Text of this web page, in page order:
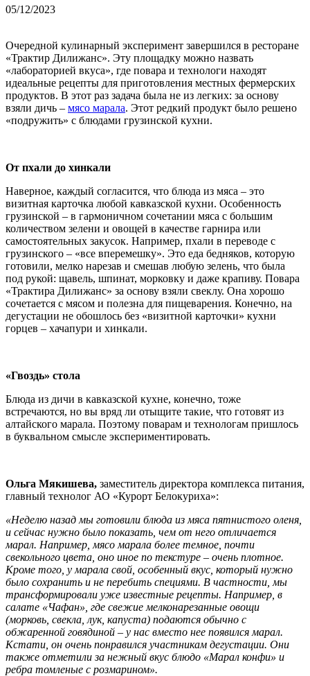
05/12/2023
Очередной кулинарный эксперимент завершился в ресторане
«Трактир Дилижанс». Эту площадку можно назвать
«лабораторией вкуса», где повара и технологи находят
идеальные рецепты для приготовления местных фермерских
продуктов. В этот раз задача была не из легких: за основу
взяли дичь – мясо марала. Этот редкий продукт было решено
«подружить» с блюдами грузинской кухни.
От пхали до хинкали
Наверное, каждый согласится, что блюда из мяса – это
визитная карточка любой кавказской кухни. Особенность
грузинской – в гармоничном сочетании мяса с большим
количеством зелени и овощей в качестве гарнира или
самостоятельных закусок. Например, пхали в переводе с
грузинского – «все вперемешку». Это еда бедняков, которую
готовили, мелко нарезав и смешав любую зелень, что была
под рукой: щавель, шпинат, морковку и даже крапиву. Повара
«Трактира Дилижанс» за основу взяли свеклу. Она хорошо
сочетается с мясом и полезна для пищеварения. Конечно, на
дегустации не обошлось без «визитной карточки» кухни
горцев – хачапури и хинкали.
«Гвоздь» стола
Блюда из дичи в кавказской кухне, конечно, тоже
встречаются, но вы вряд ли отыщите такие, что готовят из
алтайского марала. Поэтому поварам и технологам пришлось
в буквальном смысле экспериментировать.
Ольга Мякишева, заместитель директора комплекса питания,
главный технолог АО «Курорт Белокуриха»:
«Неделю назад мы готовили блюда из мяса пятнистого оленя,
и сейчас нужно было показать, чем от него отличается
марал. Например, мясо марала более темное, почти
свекольного цвета, оно иное по текстуре – очень плотное.
Кроме того, у марала свой, особенный вкус, который нужно
было сохранить и не перебить специями. В частности, мы
трансформировали уже известные рецепты. Например, в
салате «Чафан», где свежие мелконарезанные овощи
(морковь, свекла, лук, капуста) подаются обычно с
обжаренной говядиной – у нас вместо нее появился марал.
Кстати, он очень понравился участникам дегустации. Они
также отметили за нежный вкус блюдо «Марал конфи» и
ребра томленые с розмарином».